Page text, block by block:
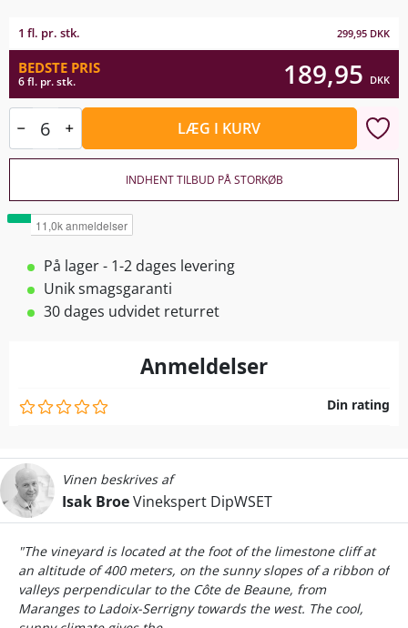
1 fl. pr. stk. 299,95 DKK
BEDSTE PRIS
6 fl. pr. stk. 189,95 DKK
LÆG I KURV
INDHENT TILBUD PÅ STORKØB
På lager - 1-2 dages levering
Unik smagsgaranti
30 dages udvidet returret
Anmeldelser
Din rating
Vinen beskrives af
Isak BroeVinekspert DipWSET
"The vineyard is located at the foot of the limestone cliff at
an altitude of 400 meters, on the sunny slopes of a ribbon of
valleys perpendicular to the Côte de Beaune, from
Maranges to Ladoix-Serrigny towards the west. The cool,